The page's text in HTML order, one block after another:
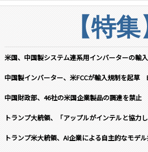
【特
米国、中国製システム連系用インバーターの輸
中国製インバーター、米FCCが輸入規制を起草
中国財政部、46社の米国企業製品の調達を禁止
トランプ大統領、「アップルがインテルと協力
トランプ米大統領、AI企業による自主的なモデ